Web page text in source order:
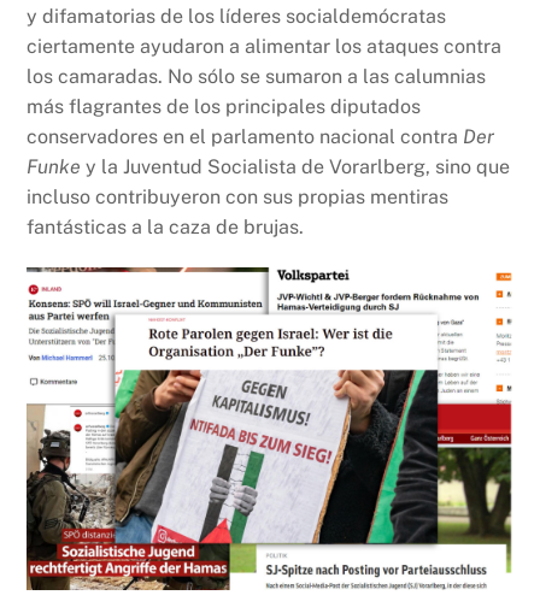
y difamatorias de los líderes socialdemócratas
ciertamente ayudaron a alimentar los ataques contra
los camaradas. No sólo se sumaron a las calumnias
más flagrantes de los principales diputados
conservadores en el parlamento nacional contra Der
Funke y la Juventud Socialista de Vorarlberg, sino que
incluso contribuyeron con sus propias mentiras
fantásticas a la caza de brujas.